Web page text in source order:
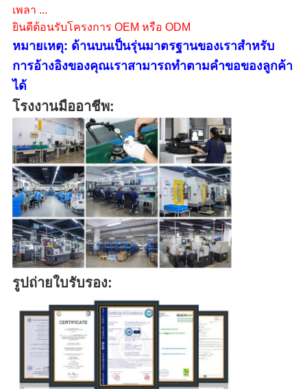
เพลา ...
ยินดีต้อนรับโครงการ OEM หรือ ODM
หมายเหตุ: ด้านบนเป็นรุ่นมาตรฐานของเราสำหรับ
การอ้างอิงของคุณเราสามารถทำตามคำขอของลูกค้า
ได้
โรงงานมืออาชีพ:
รูปถ่ายใบรับรอง: